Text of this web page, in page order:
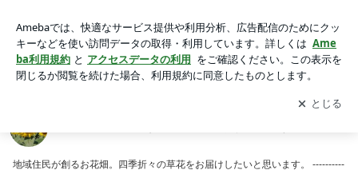
アプリをダウンロードして ブログの更新通知
を受け取りまし
ょう。
開く
地域住民が創るお花畑。四季折々の草花をお届けしたいと思います。 ----------